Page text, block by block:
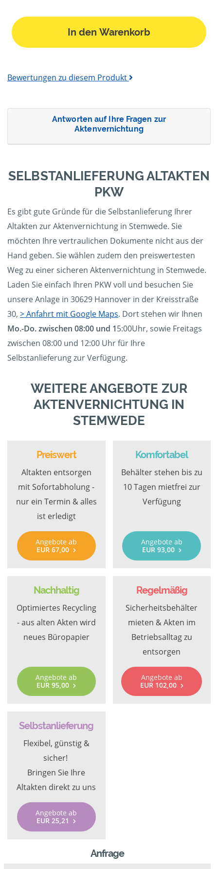
In den Warenkorb
Bewertungen zu diesem Produkt
Antworten auf Ihre Fragen zur
Aktenvernichtung
SELBSTANLIEFERUNG ALTAKTEN
PKW
Es gibt gute Gründe für die Selbstanlieferung Ihrer
Altakten zur Aktenvernichtung in Stemwede. Sie
möchten Ihre vertraulichen Dokumente nicht aus der
Hand geben. Sie wählen zudem den preiswertesten
Weg zu einer sicheren Aktenvernichtung in Stemwede.
Laden Sie einfach Ihren PKW voll und besuchen Sie
unsere Anlage in 30629 Hannover in der Kreisstraße
30, > Anfahrt mit Google Maps. Dort stehen wir Ihnen
Mo.-Do. zwischen 08:00 und 15:00Uhr, sowie Freitags
zwischen 08:00 und 12:00 Uhr für Ihre
Selbstanlieferung zur Verfügung.
WEITERE ANGEBOTE ZUR
AKTENVERNICHTUNG IN
STEMWEDE
Preiswert
Altakten entsorgen
mit Sofortabholung -
nur ein Termin & alles
ist erledigt
Angebote ab
EUR 67,00
Komfortabel
Behälter stehen bis zu
10 Tagen mietfrei zur
Verfügung
Angebote ab
EUR 93,00
Nachhaltig
Optimiertes Recycling
- aus alten Akten wird
neues Büropapier
Angebote ab
EUR 95,00
Regelmäßig
Sicherheitsbehälter
mieten & Akten im
Betriebsalltag zu
entsorgen
Angebote ab
EUR 102,00
Selbstanlieferung
Flexibel, günstig &
sicher!
Bringen Sie Ihre
Altakten direkt zu uns
Angebote ab
EUR 25,21
Anfrage